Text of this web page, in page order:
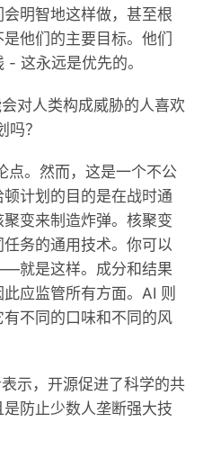
明智地这样做，甚至根
他们的主要目标。他们
这永远是优先的。
对人类构成威胁的人喜欢
吗？
点。然而，这是一个不公
计划的目的是在战时通
变来制造炸弹。核聚变
务的通用技术。你可以
就是这样。成分和结果
应监管所有方面。AI 则
不同的口味和不同的风
示，开源促进了科学的共
防止少数人垄断强大技